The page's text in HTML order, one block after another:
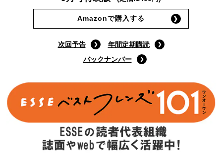
9月号特装版
Amazonで購入する
次回予告
年間定期購読
バックナンバー